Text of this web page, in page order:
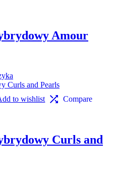
Amour
to wishlist Compare
Curls and